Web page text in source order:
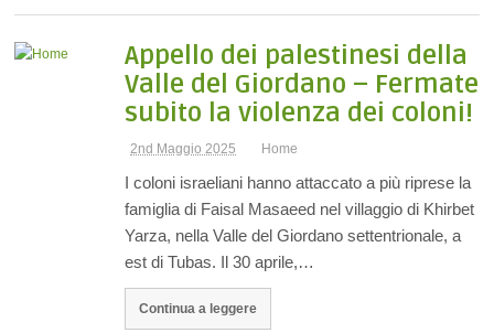
Appello dei palestinesi della
Valle del Giordano – Fermate
subito la violenza dei coloni!
2nd Maggio 2025 Home
I coloni israeliani hanno attaccato a più riprese la
famiglia di Faisal Masaeed nel villaggio di Khirbet
Yarza, nella Valle del Giordano settentrionale, a
est di Tubas. Il 30 aprile,…
Continua a leggere